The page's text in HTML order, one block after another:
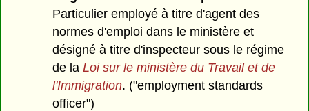
Particulier employé à titre d'agent des
normes d'emploi dans le ministère et
désigné à titre d'inspecteur sous le régime
de laLoi sur le ministère du Travail et de
l'Immigration. ("employment standards
officer")